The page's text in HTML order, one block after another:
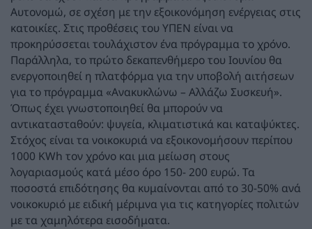
Αυτονομώ, σε σχέση με την εξοικονόμηση ενέργειας στις
κατοικίες. Στις προθέσεις του ΥΠΕΝ είναι να
προκηρύσσεται τουλάχιστον ένα πρόγραμμα το χρόνο.
Παράλληλα, το πρώτο δεκαπενθήμερο του Ιουνίου θα
ενεργοποιηθεί η πλατφόρμα για την υποβολή αιτήσεων
για το πρόγραμμα «Ανακυκλώνω – Αλλάζω Συσκευή».
Όπως έχει γνωστοποιηθεί θα μπορούν να
αντικατασταθούν: ψυγεία, κλιματιστικά και καταψύκτες.
Στόχος είναι τα νοικοκυριά να εξοικονομήσουν περίπου
1000 KWh τον χρόνο και μια μείωση στους
λογαριασμούς κατά μέσο όρο 150- 200 ευρώ. Τα
ποσοστά επιδότησης θα κυμαίνονται από το 30-50% ανά
νοικοκυριό με ειδική μέριμνα για τις κατηγορίες πολιτών
με τα χαμηλότερα εισοδήματα.